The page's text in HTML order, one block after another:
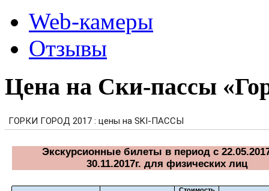
Web-камеры
Отзывы
Цена на Ски-пассы